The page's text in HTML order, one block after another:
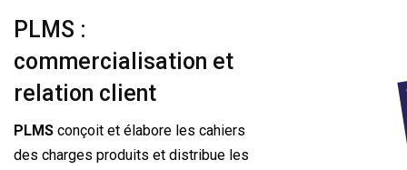
PLMS :
commercialisation et
relation client
PLMS conçoit et élabore les cahiers
des charges produits et distribue les